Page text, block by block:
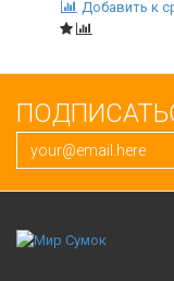
Добавить к